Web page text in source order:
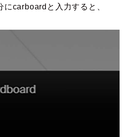
carboardと入力すると、